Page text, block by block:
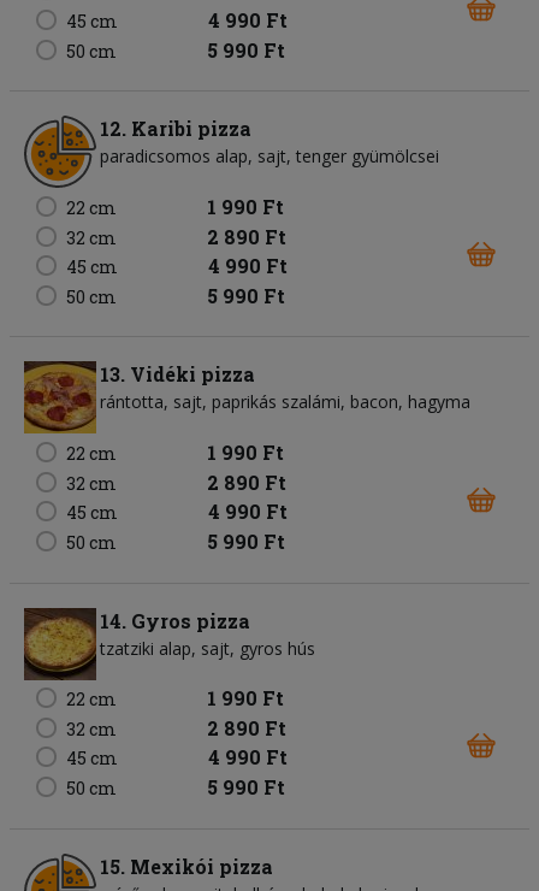
45 cm 4 990 Ft
50 cm 5 990 Ft
12. Karibi pizza
paradicsomos alap sajt tenger gyümölcsei
22 cm 1 990 Ft
32 cm 2 890 Ft
45 cm 4 990 Ft
50 cm 5 990 Ft
13. Vidéki pizza
rántotta sajt paprikás szalámi bacon hagyma
22 cm 1 990 Ft
32 cm 2 890 Ft
45 cm 4 990 Ft
50 cm 5 990 Ft
14. Gyros pizza
tzatziki alap sajt gyros hús
22 cm 1 990 Ft
32 cm 2 890 Ft
45 cm 4 990 Ft
50 cm 5 990 Ft
15. Mexikói pizza